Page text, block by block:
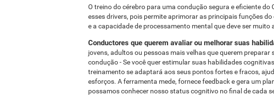
O treino do cérebro para uma condução segura e eficiente do
esses drivers, pois permite aprimorar as principais funções
e a capacidade de processamento mental que deve ser
Conductores que querem avaliar ou melhorar suas
jovens, adultos ou pessoas mais velhas que querem
condução - Se você quer estimular suas habilidades
treinamento se adaptará aos seus pontos fortes e fracos,
esforços. A ferramenta mede, fornece feedback e gera um
possamos conhecer nosso status cognitivo no final de cada